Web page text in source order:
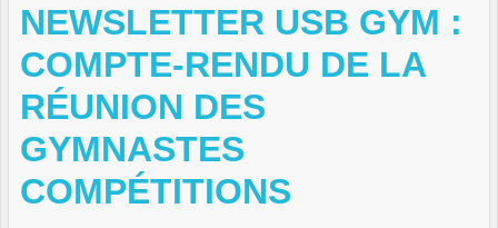
NEWSLETTER USB GYM :
COMPTE-RENDU DE LA
RÉUNION DES
GYMNASTES
COMPÉTITIONS